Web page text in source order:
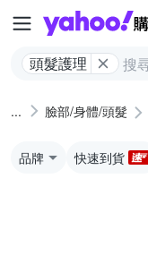
頭髮護理
臉部/身體/頭髮
品牌 快速到貨